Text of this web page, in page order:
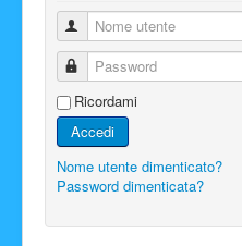
Nome utente
Password
Ricordami
Accedi
Nome utente dimenticato?
Password dimenticata?